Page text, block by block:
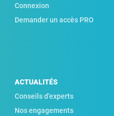
Connexion
Demander un accès PRO
ACTUALITÉS
Conseils d'experts
Nos engagements